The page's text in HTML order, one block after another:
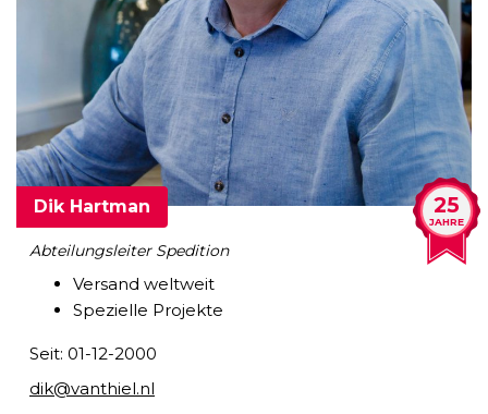
25
JAHRE
Dik Hartman
Abteilungsleiter Spedition
Versand weltweit
Spezielle Projekte
Seit: 01-12-2000
dik@vanthiel.nl